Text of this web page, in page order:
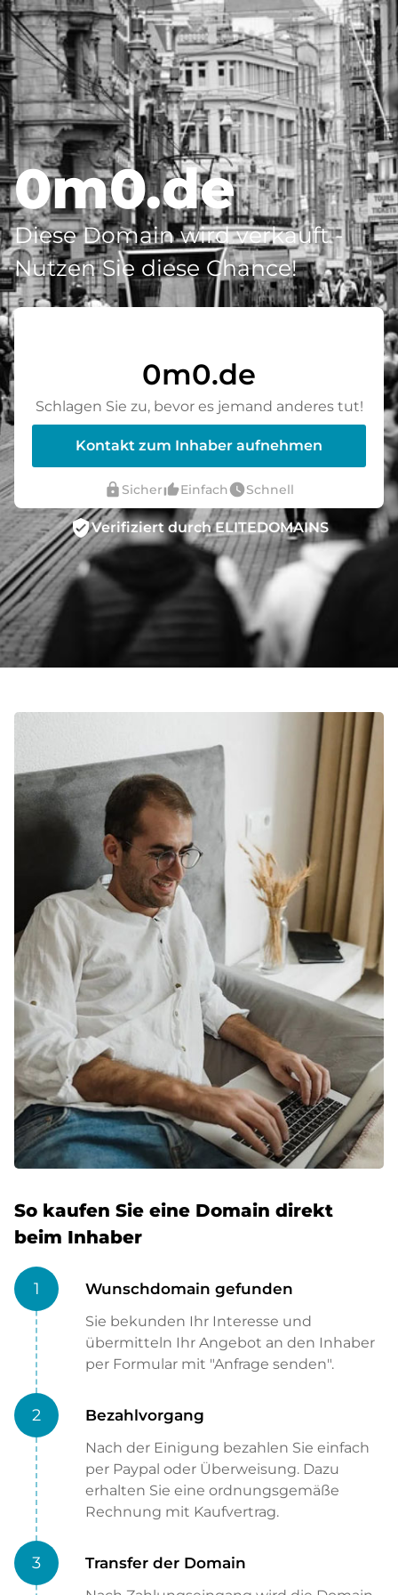
0m0.de
Diese Domain wird verkauft -
Nutzen Sie diese Chance!
0m0.de
Schlagen Sie zu, bevor es jemand anderes tut!
Kontakt zum Inhaber aufnehmen
lock Sicherthumb_up_altEinfachwatch_laterSchnell
verified_userVerifiziert durch ELITEDOMAINS
So kaufen Sie eine Domain direkt
beim Inhaber
1 Wunschdomain gefunden
Sie bekunden Ihr Interesse und
übermitteln Ihr Angebot an den Inhaber
per Formular mit "Anfrage senden".
2 Bezahlvorgang
Nach der Einigung bezahlen Sie einfach
per Paypal oder Überweisung. Dazu
erhalten Sie eine ordnungsgemäße
Rechnung mit Kaufvertrag.
3 Transfer der Domain